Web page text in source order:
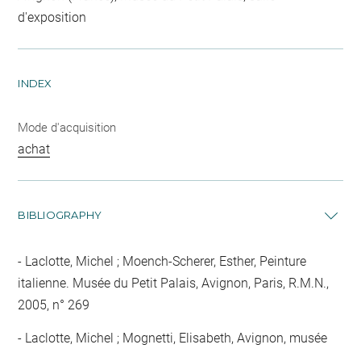
d'exposition
INDEX
Mode d'acquisition
achat
BIBLIOGRAPHY
Laclotte, Michel ; Moench-Scherer, Esther, Peinture
italienne. Musée du Petit Palais, Avignon, Paris, R.M.N.,
2005, n° 269
Laclotte, Michel ; Mognetti, Elisabeth, Avignon, musée